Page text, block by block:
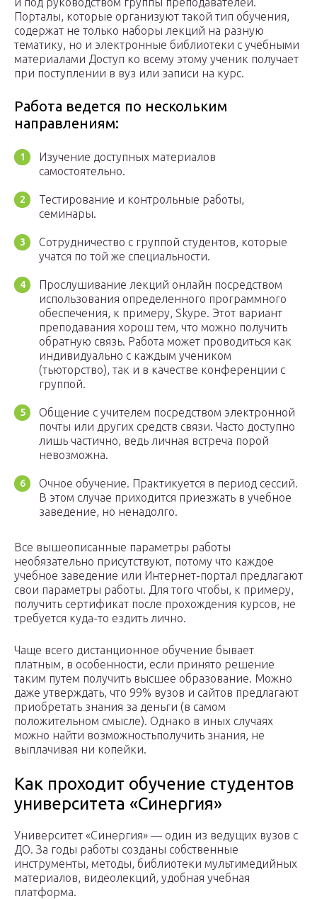
Порталы, которые организуют такой тип обучения,
содержат не только наборы лекций на разную
тематику, но и электронные библиотеки с учебными
материалами Доступ ко всему этому ученик получает
при поступлении в вуз или записи на курс.
Работа ведется по нескольким
направлениям:
Изучение доступных материалов
самостоятельно.
Тестирование и контрольные работы,
семинары.
Сотрудничество с группой студентов, которые
учатся по той же специальности.
Прослушивание лекций онлайн посредством
использования определенного программного
обеспечения, к примеру, Skype. Этот вариант
преподавания хорош тем, что можно получить
обратную связь. Работа может проводиться как
индивидуально с каждым учеником
(тьюторство), так и в качестве конференции с
группой.
Общение с учителем посредством электронной
почты или других средств связи. Часто доступно
лишь частично, ведь личная встреча порой
невозможна.
Очное обучение. Практикуется в период сессий.
В этом случае приходится приезжать в учебное
заведение, но ненадолго.
Все вышеописанные параметры работы
необязательно присутствуют, потому что каждое
учебное заведение или Интернет-портал предлагают
свои параметры работы. Для того чтобы, к примеру,
получить сертификат после прохождения курсов, не
требуется куда-то ездить лично.
Чаще всего дистанционное обучение бывает
платным, в особенности, если принято решение
таким путем получить высшее образование. Можно
даже утверждать, что 99% вузов и сайтов предлагают
приобретать знания за деньги (в самом
положительном смысле). Однако в иных случаях
можно найти возможностьполучить знания, не
выплачивая ни копейки.
Как проходит обучение студентов
университета «Синергия»
Университет «Синергия» — один из ведущих вузов с
ДО. За годы работы созданы собственные
инструменты, методы, библиотеки мультимедийных
материалов, видеолекций, удобная учебная
платформа.